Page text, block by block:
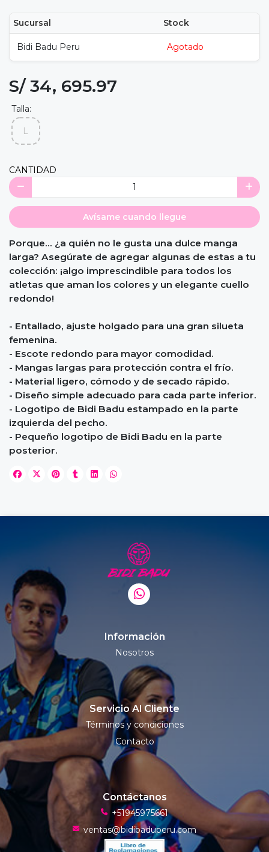
Sucursal Stock
Bidi Badu Peru Agotado
S/ 34, 695.97
Talla:
L
CANTIDAD
Avísame cuando llegue
Porque... ¿a quién no le gusta una dulce manga
larga? Asegúrate de agregar algunas de estas a tu
colección: ¡algo imprescindible para todos los
atletas que aman los colores y un elegante cuello
redondo!
- Entallado, ajuste holgado para una gran silueta
femenina.
- Escote redondo para mayor comodidad.
- Mangas largas para protección contra el frío.
- Material ligero, cómodo y de secado rápido.
- Diseño simple adecuado para cada parte inferior.
- Logotipo de Bidi Badu estampado en la parte
izquierda del pecho.
- Pequeño logotipo de Bidi Badu en la parte
posterior.
Información
Nosotros
Servicio Al Cliente
Términos y condiciones
Contacto
Contáctanos
+51945975661
ventas@bidibaduperu.com